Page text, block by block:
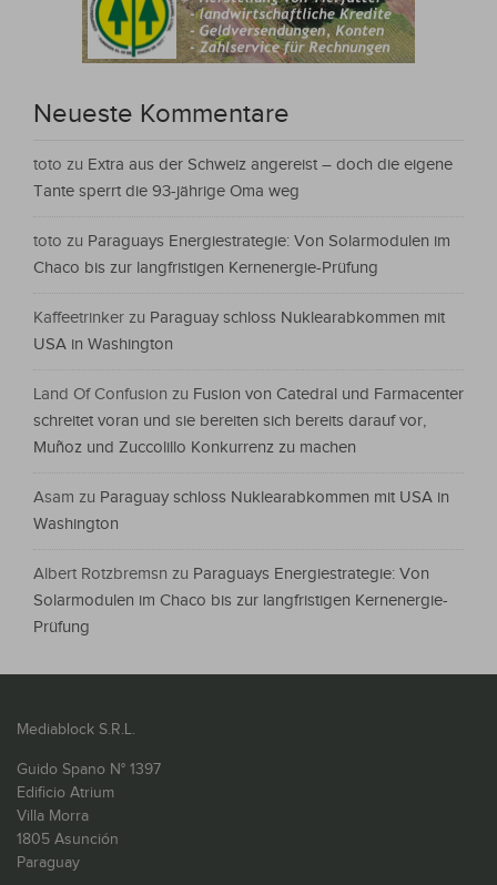
Neueste Kommentare
toto zu Extra aus der Schweiz angereist – doch die eigene
Tante sperrt die 93-jährige Oma weg
toto zu Paraguays Energiestrategie: Von Solarmodulen im
Chaco bis zur langfristigen Kernenergie-Prüfung
Kaffeetrinker zu Paraguay schloss Nuklearabkommen mit
USA in Washington
Land Of Confusion zu Fusion von Catedral und Farmacenter
schreitet voran und sie bereiten sich bereits darauf vor,
Muñoz und Zuccolillo Konkurrenz zu machen
Asam zu Paraguay schloss Nuklearabkommen mit USA in
Washington
Albert Rotzbremsn zu Paraguays Energiestrategie: Von
Solarmodulen im Chaco bis zur langfristigen Kernenergie-
Prüfung
Mediablock S.R.L.
Guido Spano N° 1397
Edificio Atrium
Villa Morra
1805 Asunción
Paraguay